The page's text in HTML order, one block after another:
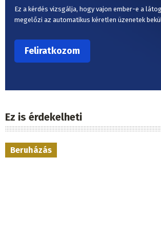
Ez a kérdés vizsgálja, hogy vajon ember-e a
megelőzi az automatikus kéretlen üzenetek
Ez is érdekelheti
Beruházás